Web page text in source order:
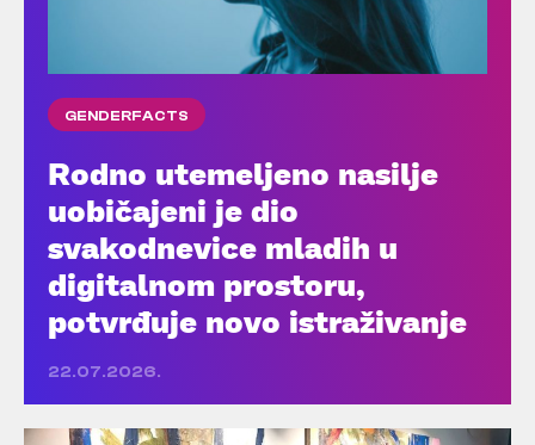
GENDERFACTS
Rodno utemeljeno nasilje
uobičajeni je dio
svakodnevice mladih u
digitalnom prostoru,
potvrđuje novo istraživanje
22.07.2026.